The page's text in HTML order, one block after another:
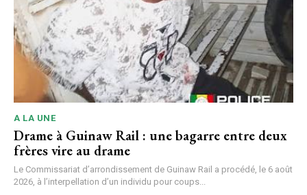
A LA UNE
Drame à Guinaw Rail : une bagarre entre deux
frères vire au drame
Le Commissariat d’arrondissement de Guinaw Rail a procédé, le 6 août
2026, à l’interpellation d’un individu pour coups...